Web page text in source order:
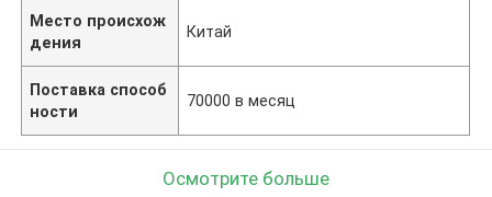
Место происхож
дения
Китай
Поставка способ
ности
70000 в месяц
Осмотрите больше